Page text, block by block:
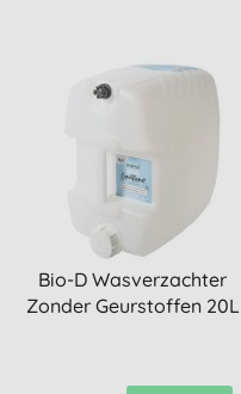
Bio-D Wasverzachter
Zonder Geurstoffen 20L